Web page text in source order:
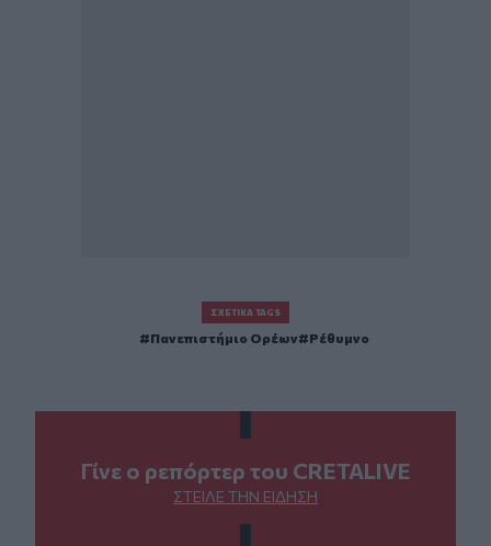
ΣΧΕΤΙΚΆ TAGS
Πανεπιστήμιο Ορέων Ρέθυμνο
Γίνε ο ρεπόρτερ του CRETALIVE
ΣΤΕΊΛΕ ΤΗΝ ΕΊΔΗΣΗ